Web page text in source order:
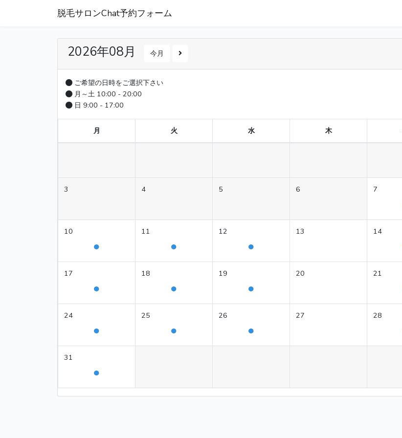
脱毛サロンChat予約フォーム
2026年08月 今月
ご希望の日時をご選択下さい
月～土 10:00 - 20:00
日 9:00 - 17:00
月 火 水 木
3 4 5 6 7
10
●
11
●
12
●
13 14
17
●
18
●
19
●
20 21
24
●
25
●
26
●
27 28
31
●